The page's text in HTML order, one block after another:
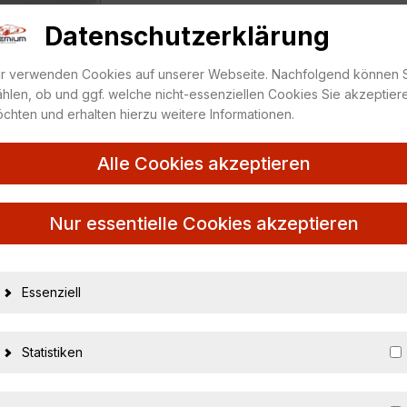
Datenschutzerklärung
verwenden Cookies auf unserer Webseite. Nachfolgend können
ob und ggf. welche nicht-essenziellen Cookies Sie
und erhalten hierzu weitere Informationen.
Alle Cookies akzeptieren
Nur essentielle Cookies akzeptieren
Essenziell
Statistiken